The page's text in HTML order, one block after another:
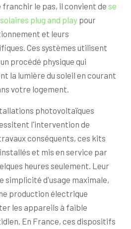
franchir le pas, il convient de se
plug and play pour
et leurs
Ces systèmes utilisent
procédé physique qui
la lumière du soleil en courant
votre logement.
photovoltaïques
l'intervention de
conséquents, ces kits
et mis en service par
heures seulement. Leur
simplicité d'usage maximale,
production électrique
les appareils à faible
En France, ces dispositifs